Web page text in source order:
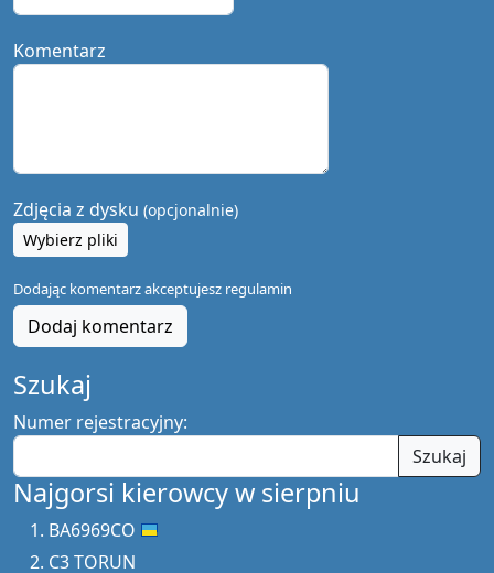
Komentarz
Zdjęcia z dysku (opcjonalnie)
Wybierz pliki
Dodając komentarz akceptujesz regulamin
Dodaj komentarz
Szukaj
Numer rejestracyjny:
Szukaj
Najgorsi kierowcy w sierpniu
BA6969CO
C3 TORUN